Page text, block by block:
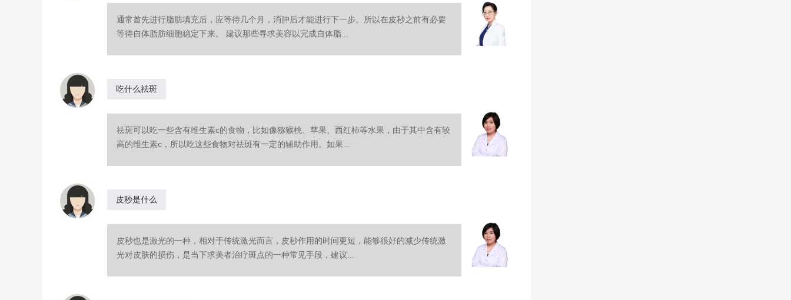
通常首先进行脂肪填充后，应等待几个月，消肿后才能进行下一步。所以在皮秒之前有必要
等待自体脂肪细胞稳定下来。 建议那些寻求美容以完成自体脂...
吃什么祛斑
祛斑可以吃一些含有维生素c的食物，比如像猕猴桃、苹果、西红柿等水果，由于其中含有较
高的维生素c，所以吃这些食物对祛斑有一定的辅助作用。如果...
皮秒是什么
皮秒也是激光的一种，相对于传统激光而言，皮秒作用的时间更短，能够很好的减少传统激
光对皮肤的损伤，是当下求美者治疗斑点的一种常见手段，建议...